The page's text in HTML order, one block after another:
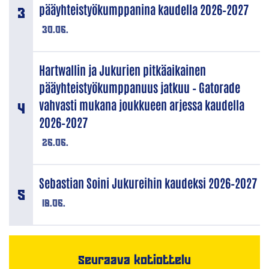
30.06.
pääyhteistyökumppanina kaudella 2026–2027
26.06.
Hartwallin ja Jukurien pitkäaikainen
pääyhteistyökumppanuus jatkuu – Gatorade
vahvasti mukana joukkueen arjessa kaudella
2026–2027
18.06.
Sebastian Soini Jukureihin kaudeksi 2026–2027
Seuraava kotiottelu